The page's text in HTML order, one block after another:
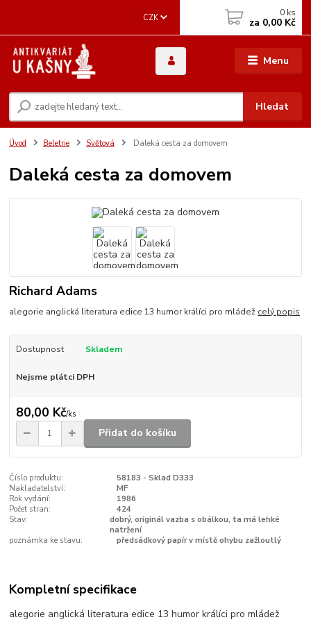
Menu
CZK
Hledat
0 ks
za 0,00 Kč
Úvod Beletrie Světová Daleká cesta za domovem
Daleká cesta za domovem
Richard Adams
alegorie anglická literatura edice 13 humor králíci pro mládež celý popis
Dostupnost Skladem
Nejsme plátci DPH
80,00 Kč/ks
Přidat do košíku
Číslo produktu:
58183 - Sklad D333
Nakladatelství:
MF
Rok vydání:
1986
Počet stran:
424
Stav:
dobrý, originál vazba s obálkou, ta má lehké
natržení
poznámka ke stavu:
předsádkový papír v místě ohybu zažloutlý
Kompletní specifikace
alegorie anglická literatura edice 13 humor králíci pro mládež